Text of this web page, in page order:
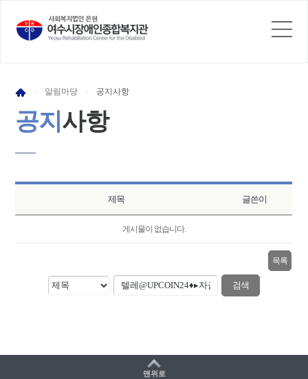
> 알림 마당 > 공지사항
공지 사항
제목 글쓴이
게시물이 없습니다.
목록
검색
맨위로